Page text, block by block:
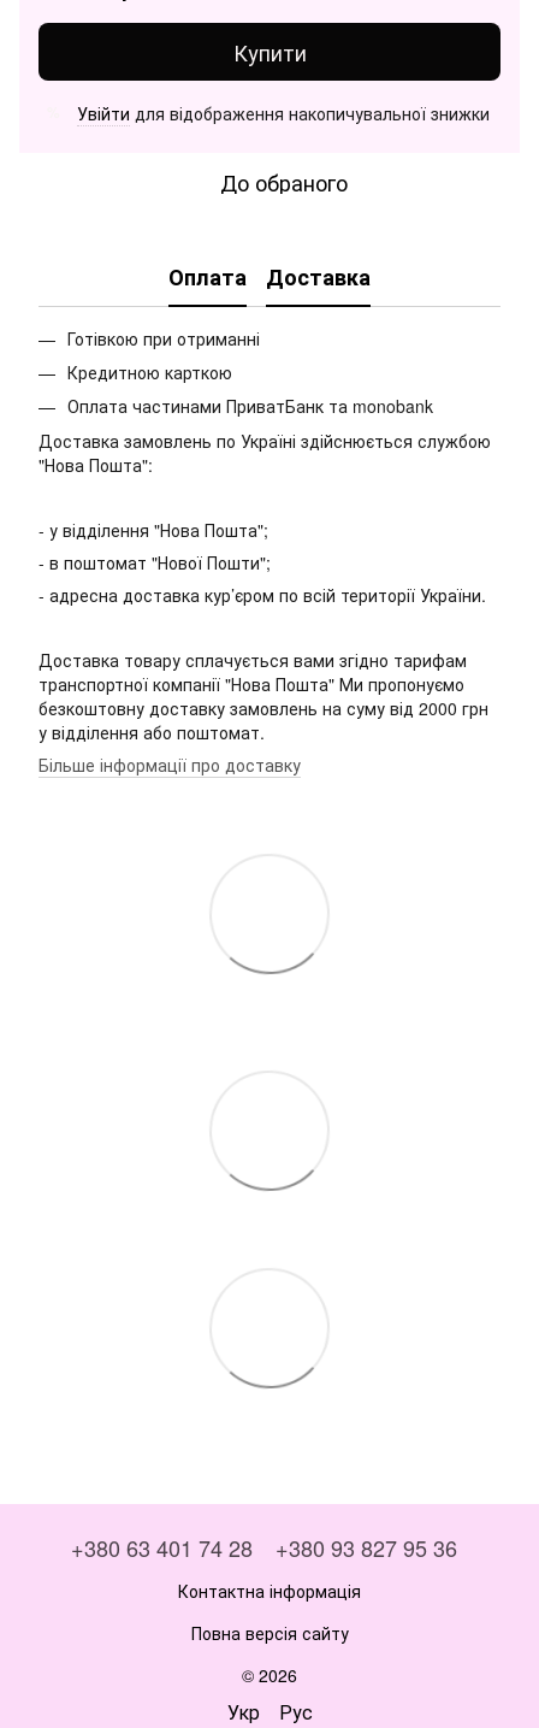
Купити
Увійти для відображення накопичувальної знижки
До обраного
Оплата Доставка
Готівкою при отриманні
Кредитною карткою
Оплата частинами ПриватБанк та monobank
Доставка замовлень по Україні здійснюється службою
"Нова Пошта":
- у відділення "Нова Пошта";
- в поштомат "Нової Пошти";
- адресна доставка кур’єром по всій території України.
Доставка товару сплачується вами згідно тарифам
транспортної компанії "Нова Пошта" Ми пропонуємо
безкоштовну доставку замовлень на суму від 2000 грн
у відділення або поштомат.
Більше інформації про доставку
+380 63 401 74 28 +380 93 827 95 36
Контактна інформація
Повна версія сайту
© 2026
Укр Рус